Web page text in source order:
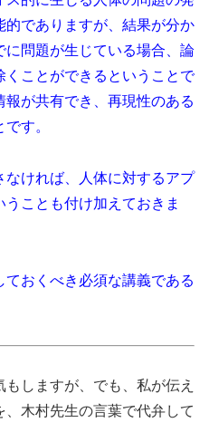
でありますが、結果が分か
に問題が生じている場合、論
ことができるということで
が共有でき、再現性のある
す。
なければ、人体に対するアプ
ことも付け加えておきま
おくべき必須な講義である
しますが、でも、私が伝え
木村先生の言葉で代弁して